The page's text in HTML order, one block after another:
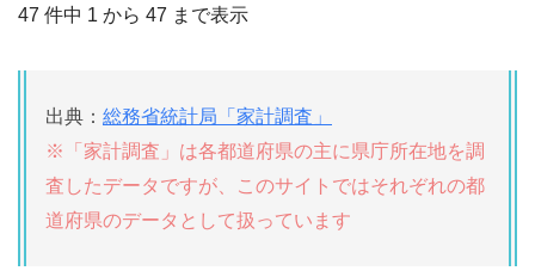
47 件中 1 から 47 まで表示
出典： 総務省統計局「家計調査」
※「家計調査」は各都道府県の主に県庁所在地を調
査したデータですが、このサイトではそれぞれの都
道府県のデータとして扱っています